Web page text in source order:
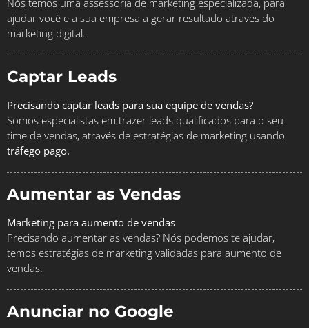
Nós temos uma assessoria de marketing especializada, para
ajudar você e a sua empresa a gerar resultado através do
marketing digital.
Captar Leads
Precisando captar leads para sua equipe de vendas?
Somos especialistas em trazer leads qualificados para o seu
time de vendas, através de estratégias de marketing usando
tráfego pago.
Aumentar as Vendas
Marketing para aumento de vendas
Precisando aumentar as vendas? Nós podemos te ajudar,
temos estratégias de marketing validadas para aumento de
vendas.
Anunciar no Google